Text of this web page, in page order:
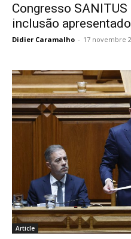
Congresso
inclusão
Didier Caramalho - 17 novembre
Article